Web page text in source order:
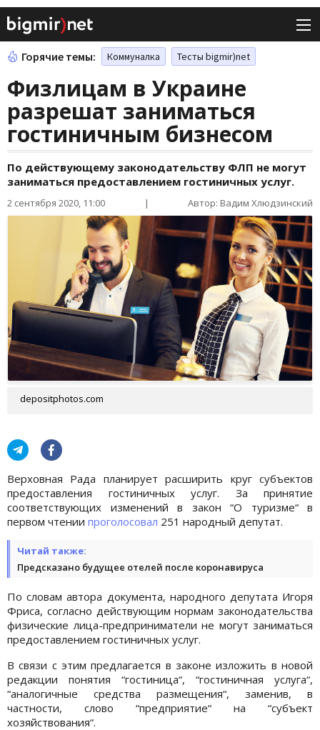
Горячие темы: Коммуналка Тесты bigmir)net
Физлицам в Украине
разрешат заниматься
гостиничным бизнесом
По действующему законодательству ФЛП не могут
заниматься предоставлением гостиничных услуг.
2 сентября 2020, 11:00 | Автор: Вадим Хлюдзинский
depositphotos.com
Верховная Рада планирует расширить круг субъектов
предоставления гостиничных услуг. За принятие
соответствующих изменений в закон “О туризме“ в
первом чтении проголосовал 251 народный депутат.
Читай также:
Предсказано будущее отелей после коронавируса
По словам автора документа, народного депутата Игоря
Фриса, согласно действующим нормам законодательства
физические лица-предприниматели не могут заниматься
предоставлением гостиничных услуг.
В связи с этим предлагается в законе изложить в новой
редакции понятия “гостиница“, “гостиничная услуга“,
“аналогичные средства размещения“, заменив, в
частности, слово “предприятие“ на “субъект
хозяйствования“.